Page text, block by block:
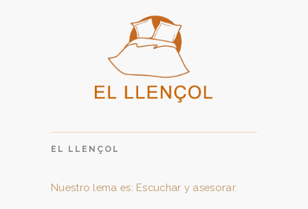
EL LLENÇOL
Nuestro lema es: Escuchar y asesorar.